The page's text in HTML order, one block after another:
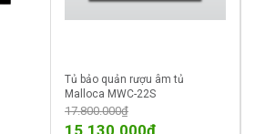
Tủ bảo quản rượu âm tủ
Malloca MWC-22S
17.800.000₫
15.130.000₫